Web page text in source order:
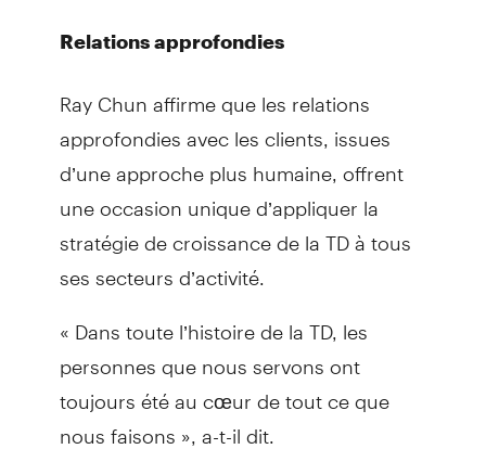
Relations approfondies
Ray Chun affirme que les relations
approfondies avec les clients, issues
d’une approche plus humaine, offrent
une occasion unique d’appliquer la
stratégie de croissance de la TD à tous
ses secteurs d’activité.
« Dans toute l’histoire de la TD, les
personnes que nous servons ont
toujours été au cœur de tout ce que
nous faisons », a-t-il dit.